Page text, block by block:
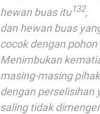
hewan buas itu132,
dan hewan buas
cocok dengan pohon
Menimbukan
masing-masing pihak
dengan perselisihan
saling tidak